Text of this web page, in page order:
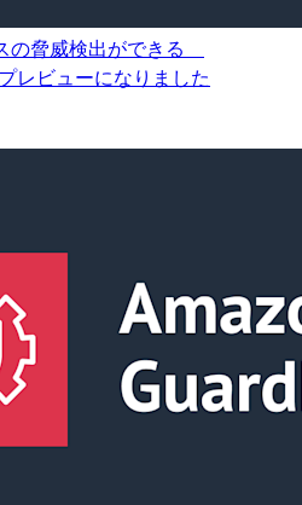
の脅威検出ができる
レビューになりました